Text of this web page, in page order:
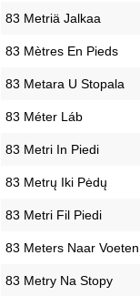
‎83 Metriä Jalkaa
‎83 Mètres En Pieds
‎83 Metara U Stopala
‎83 Méter Láb
‎83 Metri In Piedi
‎83 Metrų Iki Pėdų
‎83 Metri Fil Piedi
‎83 Meters Naar Voeten
‎83 Metry Na Stopy